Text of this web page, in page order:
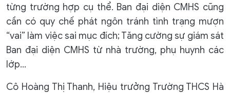
từng trường hợp cụ thể. Ban đại diện CMHS cũng
cần có quy chế phát ngôn tránh tình trạng mượn
“vai” làm việc sai mục đích; Tăng cường sự giám sát
Ban đại diện CMHS từ nhà trường, phụ huynh các
lớp…
Cô Hoàng Thị Thanh, Hiệu trưởng Trường THCS Hà